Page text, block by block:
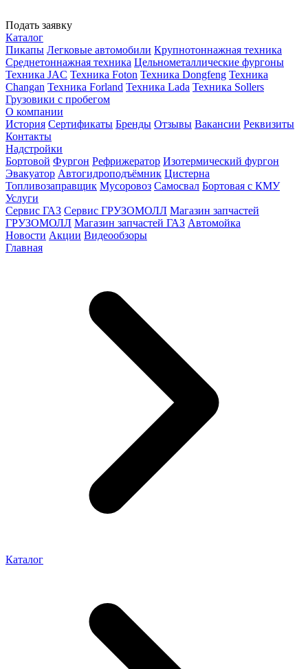
Подать заявку
Каталог
Пикапы Легковые автомобили Крупнотоннажная техника
Среднетоннажная техника Цельнометаллические фургоны
Техника JAC Техника Foton Техника Dongfeng Техника
Changan Техника Forland Техника Lada Техника Sollers
Грузовики с пробегом
О компании
История Сертификаты Бренды Отзывы Вакансии Реквизиты
Контакты
Надстройки
Бортовой Фургон Рефрижератор Изотермический фургон
Эвакуатор Автогидроподъёмник Цистерна
Топливозаправщик Мусоровоз Самосвал Бортовая с КМУ
Услуги
Сервис ГАЗ Сервис ГРУЗОМОЛЛ Магазин запчастей
ГРУЗОМОЛЛ Магазин запчастей ГАЗ Автомойка
Новости Акции Видеообзоры
Главная
Каталог